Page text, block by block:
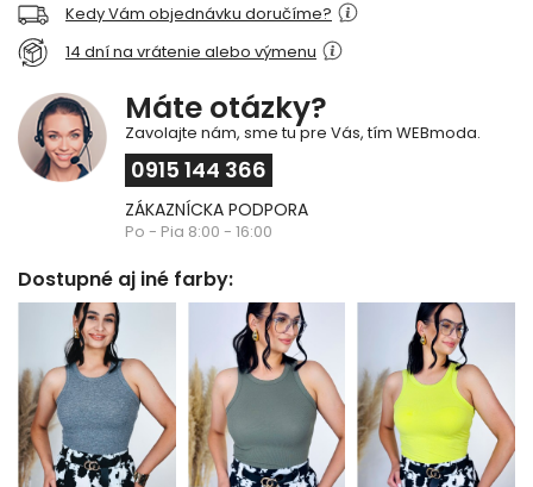
Kedy Vám objednávku doručíme?
14 dní na vrátenie alebo výmenu
Máte otázky?
Zavolajte nám, sme tu pre Vás, tím WEBmoda.
0915 144 366
ZÁKAZNÍCKA PODPORA
Po - Pia 8:00 - 16:00
Dostupné aj iné farby: